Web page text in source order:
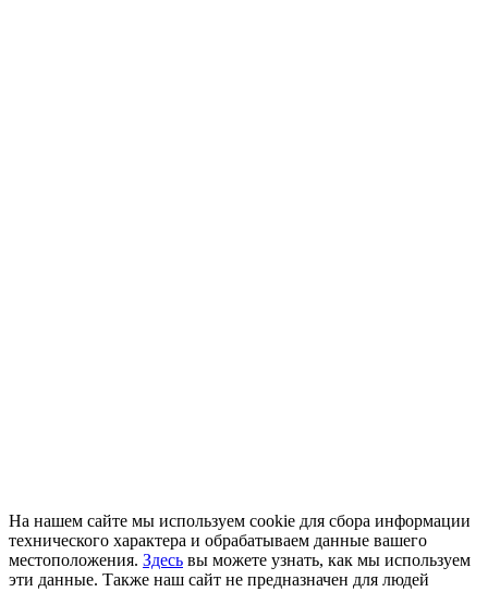
На нашем сайте мы используем cookie для сбора информации
технического характера и обрабатываем данные вашего
местоположения. Здесь вы можете узнать, как мы используем
эти данные. Также наш сайт не предназначен для людей